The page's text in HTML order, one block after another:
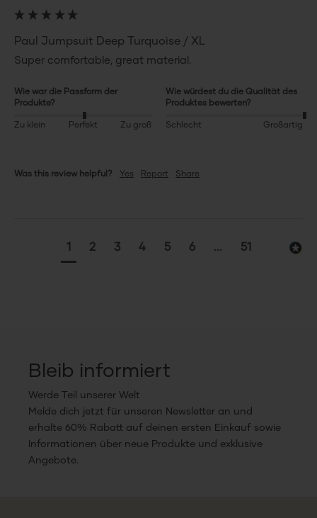
Paul Jumpsuit Deep Turquoise / XL
Super comfortable, great material.
Wie war die Passform der
Produkte?
Zu klein Perfekt Zu groß
Wie würdest du die Qualität des
Produktes bewerten?
Schlecht Großartig
Was this review helpful? Yes Report Share
1 2 3 4 5 6 ... 51
Bleib informiert
Werde Teil unserer Welt
Melde dich jetzt für unseren Newsletter an und
erhalte 60% Rabatt auf deinen ersten Einkauf sowie
Informationen über neue Produkte und exklusive
Angebote.